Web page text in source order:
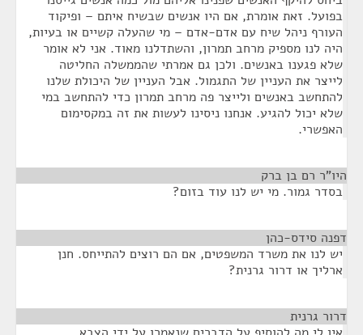
בפועל. זאת אומרת, אם היו אנשים שבשיח איתם – ופיקוד
העורף ניהל שיח עם אדם-אדם – מי שהעלה קשיים או בעיות,
היה לנו מספיק מרחב תמרון, והשתדלנו מאוד. אני לא אומר
שלא פגענו באנשים. ולכן גם אמרתי שהממשלה החליטה
לייצר את העניין של התגמול. אבל העניין של היכולת שלנו
להתחשב באנשים ולייצר פה מרחב תמרון כדי להתחשב במי
שלא יכול להגיע. אנחנו ניסינו לעשות את זה במקסימום
האפשרי.
היו"ר רם בן ברק
בסדר גמור. מי יש לנו עוד בזום?
דפנה סידס-כהן
יש לנו את משרד המשפטים, אם הם רוצים להתייחס. חנן
ארליך או דרור גרנית?
דרור גרנית